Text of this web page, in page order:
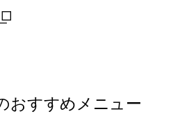
おすすめメニュー